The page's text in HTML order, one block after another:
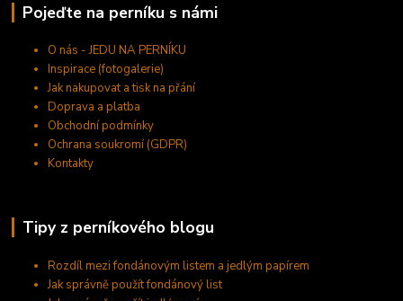
Pojeďte na perníku s námi
O nás - JEDU NA PERNÍKU
Inspirace (fotogalerie)
Jak nakupovat a tisk na přání
Doprava a platba
Obchodní podmínky
Ochrana soukromí (GDPR)
Kontakty
Tipy z perníkového blogu
Rozdíl mezi fondánovým listem a jedlým papírem
Jak správně použít fondánový list